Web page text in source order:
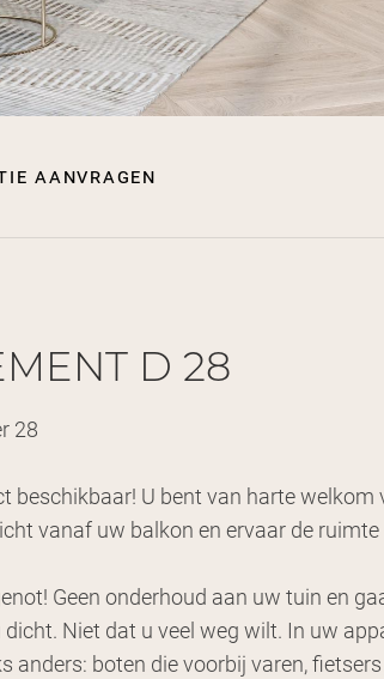
aanvragen
D 28
28
beschikbaar! U bent van harte
vanaf uw balkon en ervaar de ruimte
Geen onderhoud aan uw tuin en
Niet dat u veel weg wilt. In uw
boten die voorbij varen,